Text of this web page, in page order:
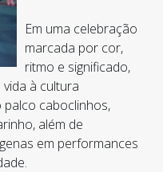
Em uma celebração
marcada por cor,
ritmo e significado,
à cultura
caboclinhos,
além de
em performances